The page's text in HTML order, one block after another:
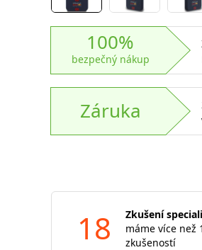
100%
bezpečný nákup
Záruka
18
Zkušení
máme více než
zkušeností